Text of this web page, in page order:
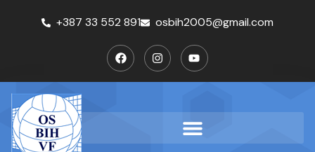
+387 33 552 891 osbih2005@gmail.com